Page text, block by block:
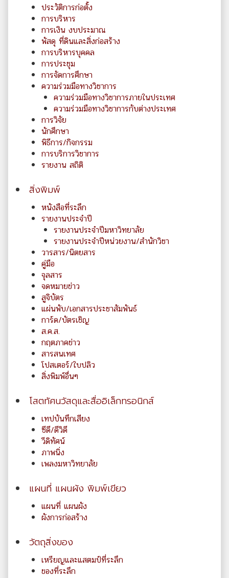
ประวัติการก่อตั้ง
การบริหาร
การเงิน งบประมาณ
พัสดุ ที่ดินและสิ่งก่อสร้าง
การบริหารบุคคล
การประชุม
การจัดการศึกษา
ความร่วมมือทางวิชาการ
ความร่วมมือทางวิชาการภายในประเทศ
ความร่วมมือทางวิชาการกับต่างประเทศ
การวิจัย
นักศึกษา
พิธีการ/กิจกรรม
การบริการวิชาการ
รายงาน สถิติ
สิ่งพิมพ์
หนังสือที่ระลึก
รายงานประจำปี
รายงานประจำปีมหาวิทยาลัย
รายงานประจำปีหน่วยงาน/สำนักวิชา
วารสาร/นิตยสาร
คู่มือ
จุลสาร
จดหมายข่าว
สูจิบัตร
แผ่นพับ/เอกสารประชาสัมพันธ์
การ์ด/บัตรเชิญ
ส.ค.ส.
กฤตภาคข่าว
สารสนเทศ
โปสเตอร์/ใบปลิว
สิ่งพิมพ์อื่นๆ
โสตทัศนวัสดุและสื่ออิเล็กทรอนิกส์
เทปบันทึกเสียง
ซีดี/ดีวิดี
วีดิทัศน์
ภาพนิ่ง
เพลงมหาวิทยาลัย
แผนที่ แผนผัง พิมพ์เขียว
แผนที่ แผนผัง
ผังการก่อสร้าง
วัตถุสิ่งของ
เหรียญและแสตมป์ที่ระลึก
ของที่ระลึก